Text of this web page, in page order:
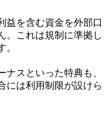
益を含む資金を外部口
。これは規制に準拠し
。
ナスといった特典も、
には利用制限が設けら